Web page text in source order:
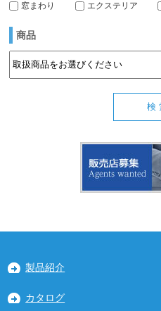
窓まわり エクステリア
商品
製品紹介
カタログ